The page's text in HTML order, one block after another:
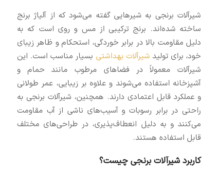
شیرآلات برنجی به شیرهایی گفته می‌شود که از آلیاژ برنج
ساخته شده‌اند. برنج ترکیبی از مس و روی است که به
دلیل مقاومت بالا در برابر خوردگی، استحکام و ظاهر زیبای
خود، برای تولید شیرآلات بهداشتی بسیار مناسب است. این
شیرآلات معمولاً در فضاهای مرطوب مانند حمام و
آشپزخانه استفاده می‌شوند و علاوه بر زیبایی، عمر طولانی
و عملکرد قابل اعتمادی دارند. همچنین، شیرآلات برنجی به
راحتی در برابر رسوبات و آسیب‌های ناشی از آب مقاومت
می‌کنند و به دلیل انعطاف‌پذیری، در طراحی‌های مختلف
قابل استفاده هستند.
کاربرد شیرآلات برنجی چیست؟